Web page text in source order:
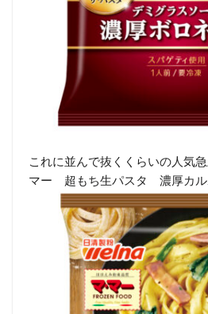
これに並んで抜くくらいの人気
マー 超もち生パスタ 濃厚カル